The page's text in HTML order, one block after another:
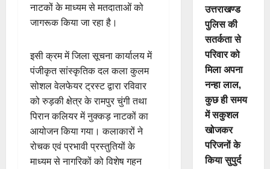
नाटकों के माध्यम से मतदाताओं को
जागरूक किया जा रहा है।
इसी क्रम में जिला सूचना कार्यालय में
पंजीकृत सांस्कृतिक दल कला कुलम
सोशल वेलफेयर ट्रस्ट द्वारा रविवार
को रुड़की क्षेत्र के रामपुर चुंगी तथा
पिरान कलियर में नुक्कड़ नाटकों का
आयोजन किया गया। कलाकारों ने
रोचक एवं प्रभावी प्रस्तुतियों के
माध्यम से नागरिकों को विशेष गहन
उत्तराखण्ड
पुलिस की
सतर्कता से
परिवार को
मिला अपना
नन्हा लाल,
कुछ ही समय
में सकुशल
खोजकर
परिजनों के
किया सुपुर्द